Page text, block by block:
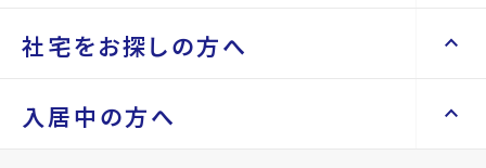
space_dashboard
土地を探す
不動産を貸すまでの流れ
空き家サポートサービス
不動産を売却したい keyboard_arrow_right
Renotta（リノッタ） keyboard_arrow_right
会社案内 keyboard_arrow_right
会社概要・沿革 keyboard_arrow_right
社宅をお探しの方へ keyboard_arrow_up
社宅をお探しの方へ keyboard_arrow_right
入居中の方へ keyboard_arrow_up
7分
仙台市地下鉄南北線/長町南駅 徒歩45分